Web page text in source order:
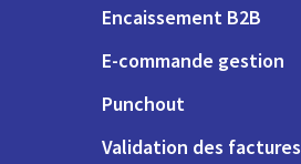
Encaissement B2B
E-commande gestion
Punchout
Validation des factures